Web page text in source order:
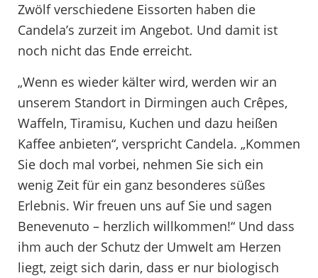
Zwölf verschiedene Eissorten haben die
Candela’s zurzeit im Angebot. Und damit ist
noch nicht das Ende erreicht.
„Wenn es wieder kälter wird, werden wir an
unserem Standort in Dirmingen auch Crêpes,
Waffeln, Tiramisu, Kuchen und dazu heißen
Kaffee anbieten“, verspricht Candela. „Kommen
Sie doch mal vorbei, nehmen Sie sich ein
wenig Zeit für ein ganz besonderes süßes
Erlebnis. Wir freuen uns auf Sie und sagen
Benevenuto – herzlich willkommen!“ Und dass
ihm auch der Schutz der Umwelt am Herzen
liegt, zeigt sich darin, dass er nur biologisch